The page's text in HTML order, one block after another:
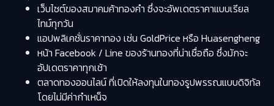
เว็บไซต์ของสมาคมค้าทองคำ ซึ่งจะอัพเดตราคาแบบเรียล
ไทม์ทุกวัน
แอปพลิเคชั่นราคาทอง เช่น GoldPrice หรือ Huasengheng
หน้า Facebook / Line ของร้านทองที่น่าเชื่อถือ ซึ่งมักจะ
อัปเดตราคาทุกเช้า
ตลาดทองออนไลน์ ที่เปิดให้ลงทุนในทองรูปพรรณแบบดิจิทัล
โดยไม่มีค่ากำเหน็จ